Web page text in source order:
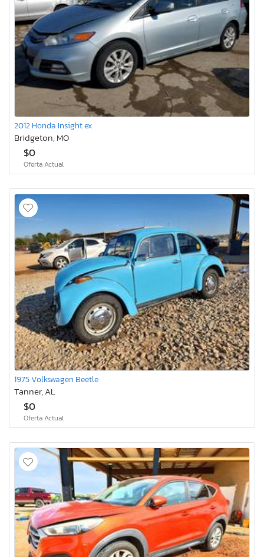
2012 Honda Insight ex
Bridgeton, MO
$0
Oferta Actual
1975 Volkswagen Beetle
Tanner, AL
$0
Oferta Actual